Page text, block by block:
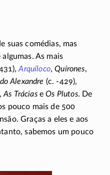
suas comédias, mas
As mais
,Arquíloco,Quírones,
Alexandre (c. -429),
As TráciaseOs Plutos. De
pouco mais de 500
Graças a eles e aos
sabemos um pouco